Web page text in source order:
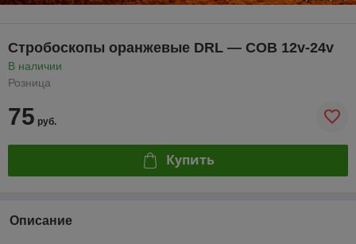
Стробоскопы оранжевые DRL — COB 12v-24v
В наличии
Розница
75 руб.
Купить
Описание